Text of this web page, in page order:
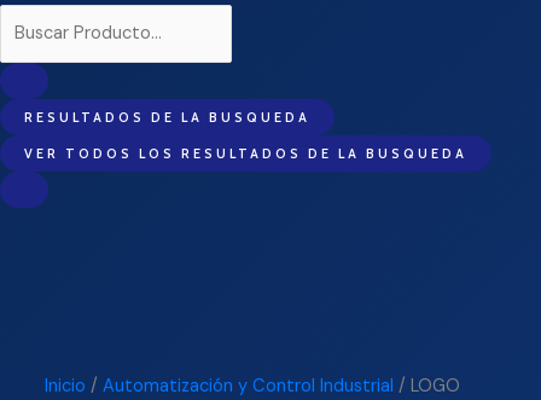
RESULTADOS DE LA BUSQUEDA
VER TODOS LOS RESULTADOS DE LA BUSQUEDA
Inicio /Automatización y Control Industrial / LOGO